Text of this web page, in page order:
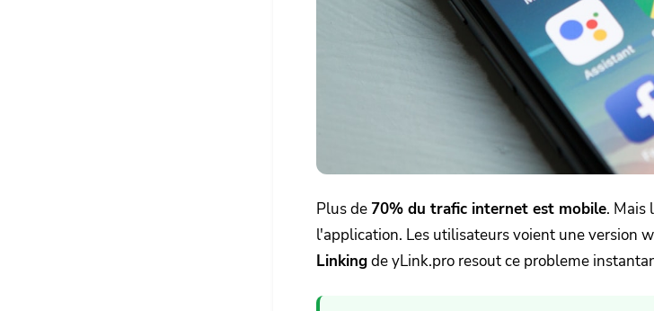
Plus de 70% du trafic internet est mobile. Mais
l'application. Les utilisateurs voient une version
Linkingde yLink.pro resout ce probleme